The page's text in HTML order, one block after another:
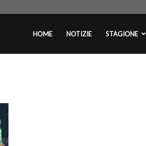
Oplontini.comHOME NOTIZIE STAGIONE